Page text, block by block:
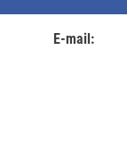
E-mail: